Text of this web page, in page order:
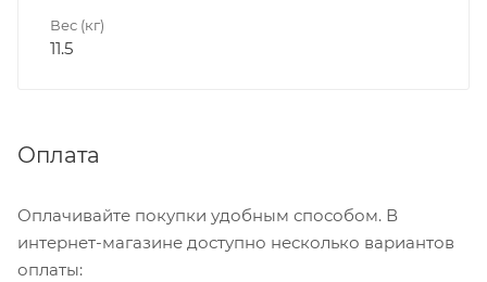
Вес (кг)
11.5
Оплата
Оплачивайте покупки удобным способом. В
интернет-магазине доступно несколько вариантов
оплаты: